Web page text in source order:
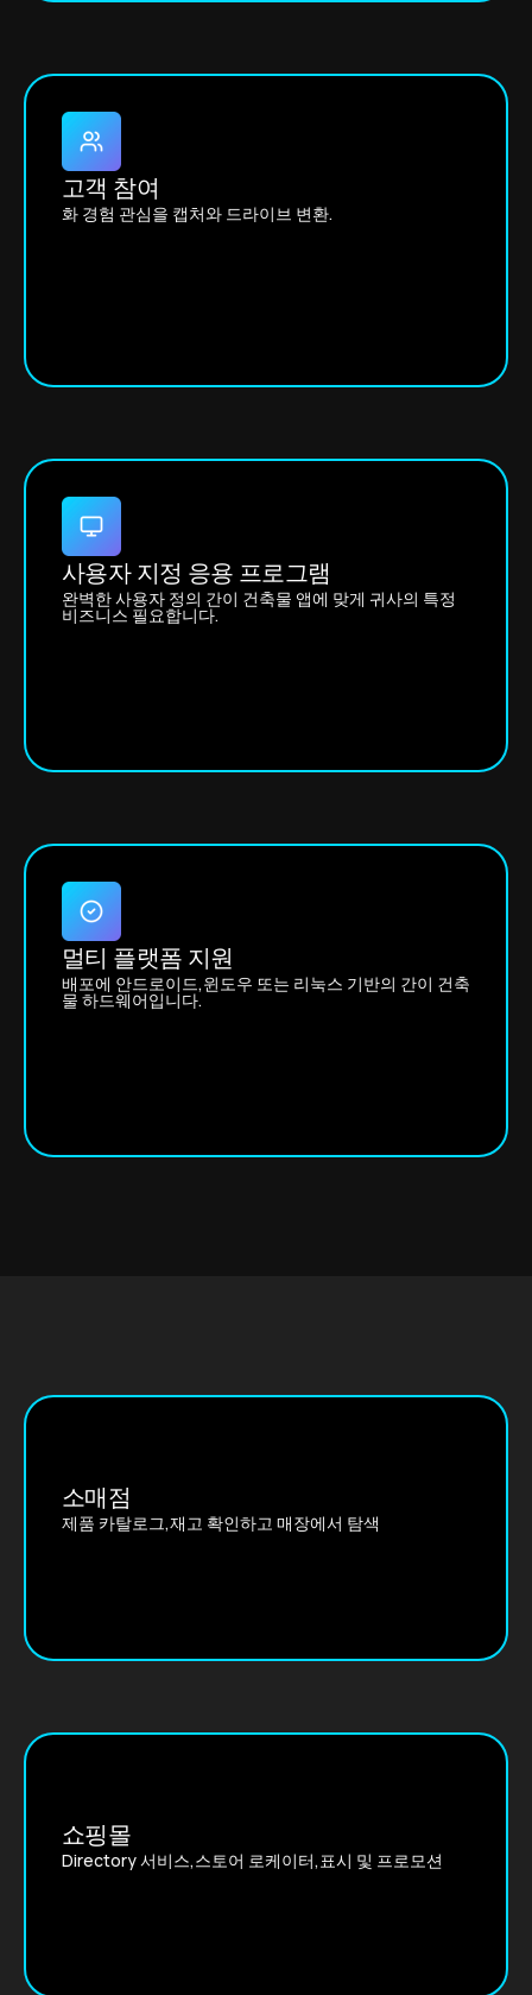
고객 참여
화 경험 관심을 캡처와 드라이브 변환.
사용자 지정 응용 프로그램
완벽한 사용자 정의 간이 건축물 앱에 맞게 귀사의 특정
비즈니스 필요합니다.
멀티 플랫폼 지원
배포에 안드로이드,윈도우 또는 리눅스 기반의 간이 건축
물 하드웨어입니다.
소매점
제품 카탈로그,재고 확인하고 매장에서 탐색
쇼핑몰
Directory 서비스,스토어 로케이터,표시 및 프로모션